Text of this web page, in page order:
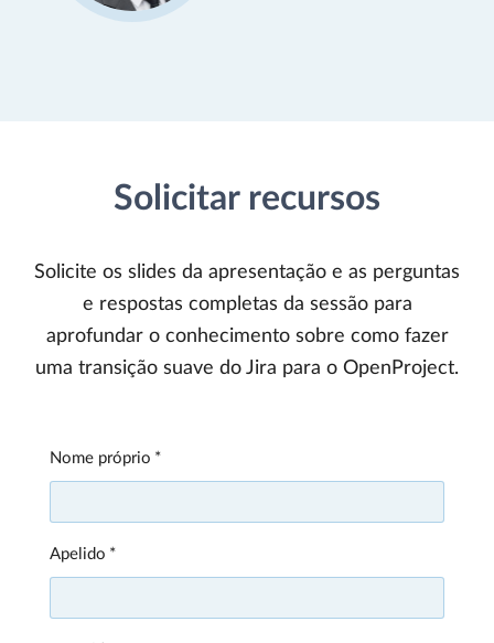
Solicitar recursos
Solicite os slides da apresentação e as perguntas
e respostas completas da sessão para
aprofundar o conhecimento sobre como fazer
uma transição suave do Jira para o OpenProject.
Nome próprio
Apelido